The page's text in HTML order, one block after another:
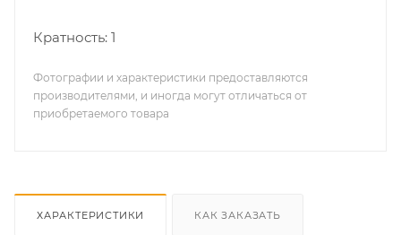
Кратность: 1
Фотографии и характеристики предоставляются
производителями, и иногда могут отличаться от
приобретаемого товара
ХАРАКТЕРИСТИКИ КАК ЗАКАЗАТЬ